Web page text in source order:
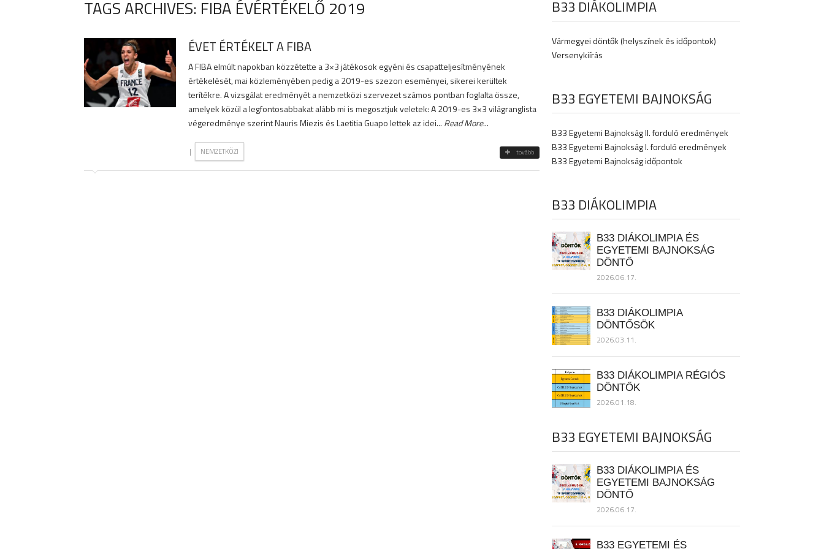
TAGS ARCHIVES: FIBA ÉVÉRTÉKELŐ 2019
ÉVET ÉRTÉKELT A FIBA
A FIBA elmúlt napokban közzétette a 3×3 játékosok egyéni és csapatteljesítményének
értékelését, mai közleményében pedig a 2019-es szezon eseményei, sikerei kerültek
terítékre. A vizsgálat eredményét a nemzetközi szervezet számos pontban foglalta össze,
amelyek közül a legfontosabbakat alább mi is megosztjuk veletek: A 2019-es 3×3 világranglista
végeredménye szerint Nauris Miezis és Laetitia Guapo lettek az idei... Read More...
| NEMZETKÖZI tovább
B33 DIÁKOLIMPIA
Vármegyei döntők (helyszínek és időpontok)
Versenykiírás
B33 EGYETEMI BAJNOKSÁG
B33 Egyetemi Bajnokság II. forduló eredmények
B33 Egyetemi Bajnokság I. forduló eredmények
B33 Egyetemi Bajnokság időpontok
B33 DIÁKOLIMPIA
B33 DIÁKOLIMPIA ÉS
EGYETEMI BAJNOKSÁG
DÖNTŐ
2026.06.17.
B33 DIÁKOLIMPIA
DÖNTŐSÖK
2026.03.11.
B33 DIÁKOLIMPIA RÉGIÓS
DÖNTŐK
2026.01.18.
B33 EGYETEMI BAJNOKSÁG
B33 DIÁKOLIMPIA ÉS
EGYETEMI BAJNOKSÁG
DÖNTŐ
2026.06.17.
B33 EGYETEMI ÉS